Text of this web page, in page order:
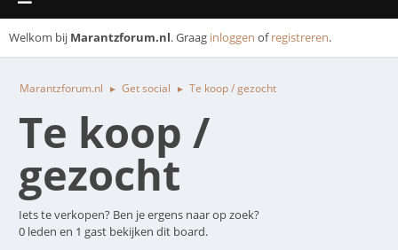
Welkom bij Marantzforum.nl. Graag inloggen ofregistreren.
Marantzforum.nl ► Get social ► Te koop / gezocht
Te koop /
gezocht
Iets te verkopen? Ben je ergens naar op zoek?
0 leden en 1 gast bekijken dit board.